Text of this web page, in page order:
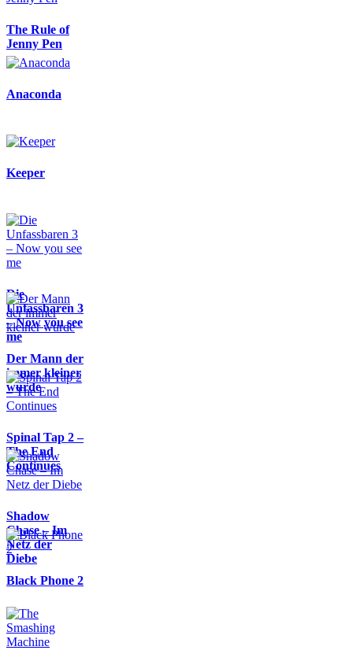
The Rule of
Jenny Pen
Anaconda
Keeper
Die
Unfassbaren 3
– Now you see
me
Der Mann der
immer kleiner
wurde
Spinal Tap 2 –
The End
Continues
Shadow
Chase – Im
Netz der
Diebe
Black Phone 2